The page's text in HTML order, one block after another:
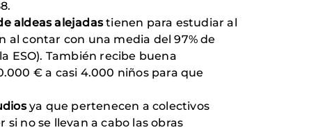
aldeas alejadastienen para estudiar al
contar con una media del 97% de
ESO). También recibe buena
€ a casi 4.000 niños para que
ya que pertenecen a colectivos
no se llevan a cabo las obras